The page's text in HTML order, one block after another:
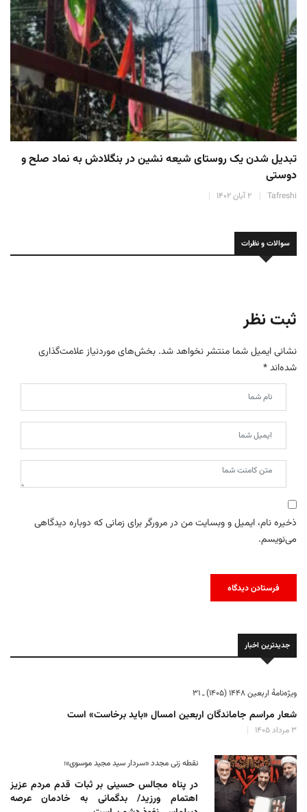
تبدیل شدن یک روستای شیعه نشین در بنگلادش به نماد صلح و
دوستی
Tafreshi ۲ آبان ۱۴۰۲
سوالات و نظرات
ثبت نظر
نشانی ایمیل شما منتشر نخواهد شد. بخش‌های موردنیاز علامت‌گذاری
شده‌اند*
ذخیره نام، ایمیل و وبسایت من در مرورگر برای زمانی که دوباره دیدگاهی
می‌نویسم.
جدیدترین اخبار
ویژه‌نامهٔ اربعین ۱۴۴۸ (۱۴۰۵) ـ ۳۱
شعار مراسم جاماندگان اربعین امسال «باید برخاست» است
۳ مرداد ۱۴۰۵
نقطه زنی مجدد «سردار سید مجید موسوی»؛
در پناه مجالس حسینی بر ثبات‌ قدم مردم عزیز
اهتمام ورزید/ بدگمانی به خادمان عرصه